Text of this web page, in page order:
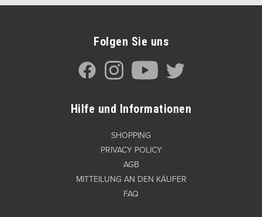
Folgen Sie uns
Hilfe und Informationen
SHOPPING
PRIVACY POLICY
AGB
MITTEILUNG AN DEN KÄUFER
FAQ